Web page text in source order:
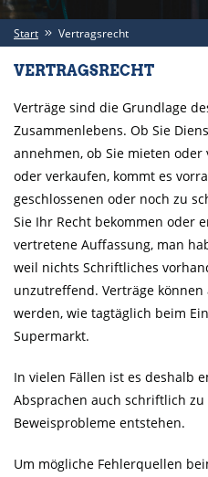
Start Vertragsrecht
VERTRAGSRECHT
Verträge sind die Grundlage
Zusammenlebens. Ob Sie
annehmen, ob Sie mieten
oder verkaufen, kommt es
geschlossenen oder noch zu
Sie Ihr Recht bekommen oder
vertretene Auffassung, man
weil nichts Schriftliches
unzutreffend. Verträge
werden, wie tagtäglich beim
Supermarkt.
In vielen Fällen ist es deshalb
Absprachen auch schriftlich
Beweisprobleme entstehen.
Um mögliche Fehlerquellen